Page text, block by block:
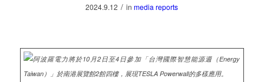
2024.9.12 / inmedia reports